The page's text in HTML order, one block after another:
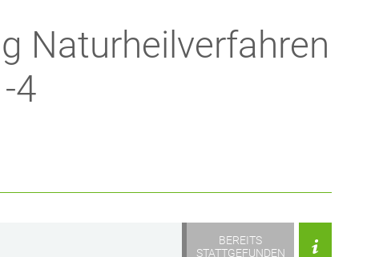
Naturheilverfahren
4
BEREITS
STATTGEFUNDEN